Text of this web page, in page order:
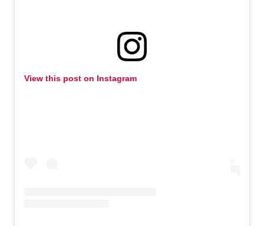
View this post on Instagram